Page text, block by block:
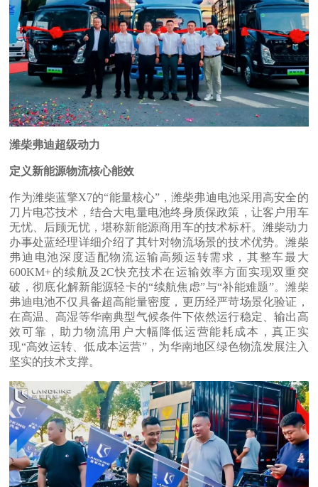
潍柴弗迪超级动力
定义新能源物流核心能效
作为潍柴蓝擎X7的“能量核心”，潍柴弗迪电池采用高安全的
刀片电芯技术，结合大电量电池终身质保政策，让客户用车
无忧、后顾无忧，堪称新能源商用车的技术标杆。潍柴动力
办事处蓝经理详细介绍了其针对物流场景的技术优势。潍柴
弗迪电池深度适配物流运输高频运转需求，其整车最大
600KM+的续航及2C快充技术在运输效率方面实现双重突
破，彻底化解新能源轻卡的“续航焦虑”与“补能难题”。潍柴
弗迪电池不仅具备超高能量密度，更历经严苛场景化验证，
在高温、高湿等华南典型气候条件下依然运行稳定、输出高
效可靠，助力物流用户大幅降低运营能耗成本，真正实
现“高效运转、低成本运营”，为华南地区绿色物流发展注入
坚实的技术支撑。